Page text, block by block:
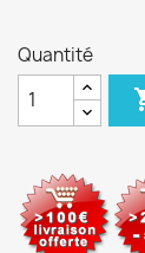
Quantité